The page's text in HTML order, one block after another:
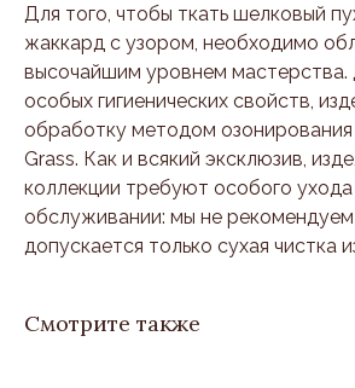
Для того, чтобы ткать шелковый
жаккард с узором, необходимо
высочайшим уровнем мастерства.
особых гигиенических свойств,
обработку методом
Grass. Как и всякий эксклюзив,
коллекции требуют особого
обслуживании: мы не рекомендуем
допускается только сухая чистка
Смотрите также